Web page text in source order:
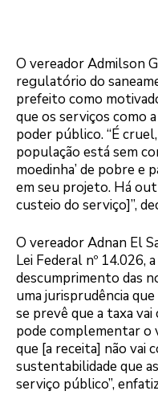
O vereador Admilson
regulatório do
prefeito como
que os serviços como
poder público. “É
população está sem
moedinha’ de pobre e
em seu projeto. Há
custeio do serviço]”,
O vereador Adnan El
Lei Federal nº 14.026,
descumprimento das
uma jurisprudência
se prevê que a taxa
pode complementar o
que [a receita] não vai
sustentabilidade que
serviço público”,